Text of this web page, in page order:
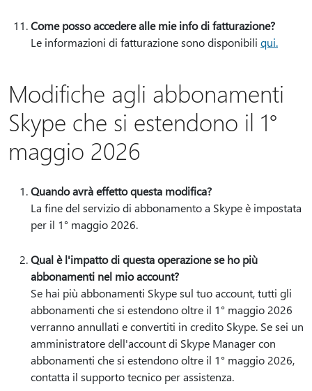
Come posso accedere alle mie info di fatturazione?
Le informazioni di fatturazione sono disponibili qui.
Modifiche agli abbonamenti
Skype che si estendono il 1°
maggio 2026
Quando avrà effetto questa modifica?
La fine del servizio di abbonamento a Skype è impostata
per il 1° maggio 2026.
Qual è l'impatto di questa operazione se ho più
abbonamenti nel mio account?
Se hai più abbonamenti Skype sul tuo account, tutti gli
abbonamenti che si estendono oltre il 1° maggio 2026
verranno annullati e convertiti in credito Skype. Se sei un
amministratore dell'account di Skype Manager con
abbonamenti che si estendono oltre il 1° maggio 2026,
contatta il supporto tecnico per assistenza.